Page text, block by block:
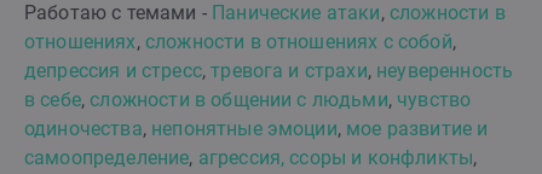
Работаю с темами - Панические атаки, сложности в
отношениях, сложности в отношениях с собой,
депрессия и стресс,тревога и страхи, неуверенность
в себе,сложности в общении с людьми, чувство
одиночества, непонятные эмоции, мое развитие и
самоопределение, агрессия, ссоры и конфликты,